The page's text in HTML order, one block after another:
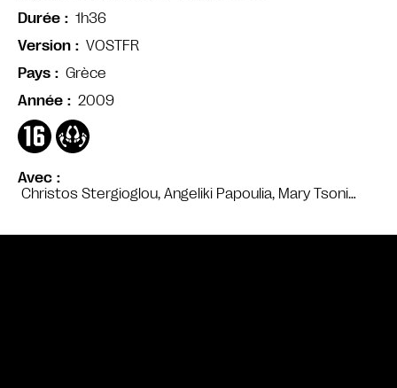
Avec
Christos Stergioglou, Angeliki Papoulia, Mary Tsoni…
Durée
1h36
Version
VOSTFR
Pays
Grèce
Année
2009